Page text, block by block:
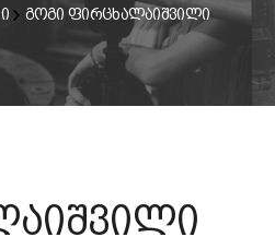
გოგი ფირცხალაიშვილი